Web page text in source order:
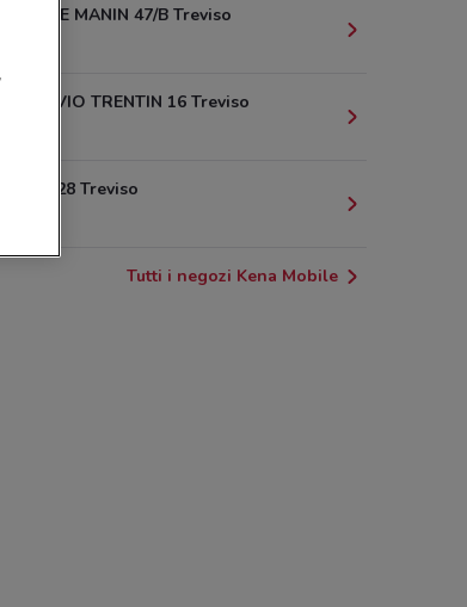
DANIELE MANIN 47/B Treviso
SILVIO TRENTIN 16 Treviso
ROMA 28 Treviso
Tutti i negozi Kena Mobile